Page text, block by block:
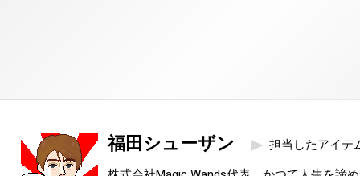
福田シューザン 担当したアイテ